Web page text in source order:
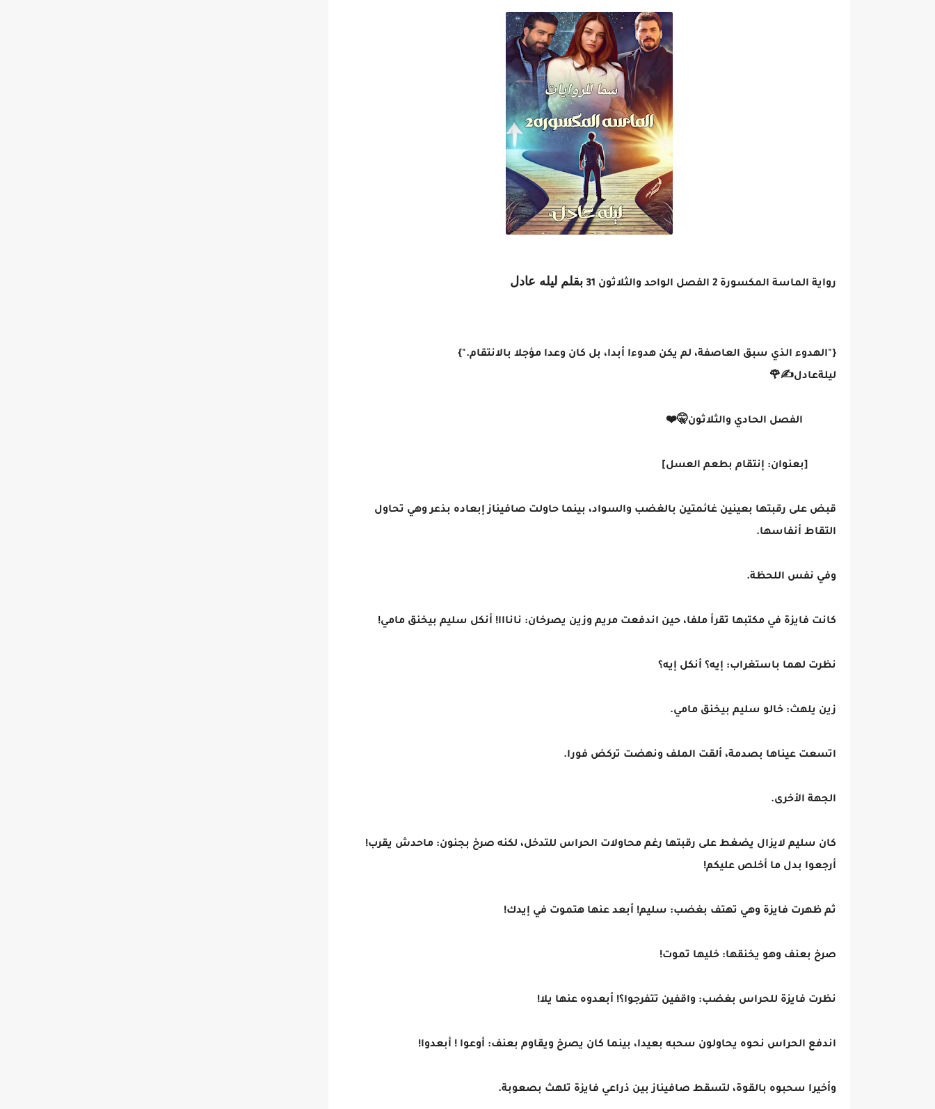
رواية الماسة المكسورة 2 الفصل الواحد والثلاثون 31 بقلم ليله عادل
{"الهدوء الذي سبق العاصفة، لم يكن هدوءا أبدا، بل كان وعدا مؤجلا بالانتقام."}
ليلةعادل✍️🌹
الفصل الحادي والثلاثون🤫❤️
[بعنوان: إنتقام بطعم العسل]
قبض على رقبتها بعينين غائمتين بالغضب والسواد، بينما حاولت صافيناز إبعاده بذعر وهي تحاول
التقاط أنفاسها.
وفي نفس اللحظة.
كانت فايزة في مكتبها تقرأ ملفا، حين اندفعت مريم وزين يصرخان: نانااا! أنكل سليم بيخنق مامي!
نظرت لهما باستغراب: إيه؟ أنكل إيه؟
زين يلهث: خالو سليم بيخنق مامي.
اتسعت عيناها بصدمة، ألقت الملف ونهضت تركض فورا.
الجهة الأخرى.
كان سليم لايزال يضغط على رقبتها رغم محاولات الحراس للتدخل، لكنه صرخ بجنون: ماحدش يقرب!
أرجعوا بدل ما أخلص عليكم!
ثم ظهرت فايزة وهي تهتف بغضب: سليم! أبعد عنها هتموت في إيدك!
صرخ بعنف وهو يخنقها: خليها تموت!
نظرت فايزة للحراس بغضب: واقفين تتفرجوا؟! أبعدوه عنها يلا!
اندفع الحراس نحوه يحاولون سحبه بعيدا، بينما كان يصرخ ويقاوم بعنف: أوعوا ! أبعدوا!
وأخيرا سحبوه بالقوة، لتسقط صافيناز بين ذراعي فايزة تلهث بصعوبة.